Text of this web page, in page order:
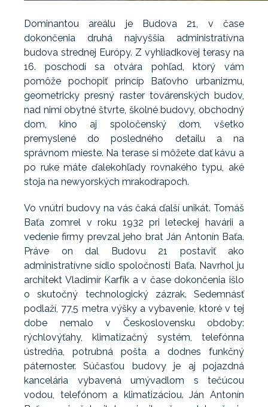
Dominantou areálu je Budova 21, v čase
dokončenia druhá najvyššia administratívna
budova strednej Európy. Z vyhliadkovej terasy na
16. poschodí sa otvára pohľad, ktorý vám
pomôže pochopiť princíp Baťovho urbanizmu,
geometricky presný raster továrenských budov,
nad nimi obytné štvrte, školné budovy, obchodný
dom, kino aj spoločenský dom, všetko
premyslené do posledného detailu a na
správnom mieste. Na terase si môžete dať kávu a
po ruke máte ďalekohľady rovnakého typu, aké
stoja na newyorských mrakodrapoch.
Vo vnútri budovy na vás čaká ďalší unikát. Tomáš
Baťa zomrel v roku 1932 pri leteckej havárii a
vedenie firmy prevzal jeho brat Ján Antonín Baťa.
Práve on dal Budovu 21 postaviť ako
administratívne sídlo spoločnosti Baťa. Navrhol ju
architekt Vladimír Karfík a v čase dokončenia išlo
o skutočný technologický zázrak. Sedemnásť
podlaží, 77,5 metra výšky a vybavenie, ktoré v tej
dobe nemalo v Československu obdoby:
rýchlovýťahy, klimatizačný systém, telefónna
ústredňa, potrubná pošta a dodnes funkčný
páternoster. Súčasťou budovy je aj pojazdná
kancelária vybavená umývadlom s tečúcou
vodou, telefónom a klimatizáciou. Ján Antonín